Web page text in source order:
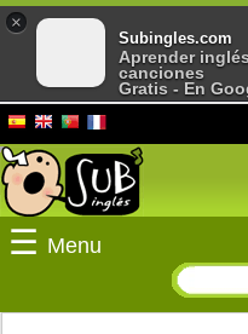
☰ Menu
×
Subingles.com
Aprender
canciones
Gratis - En